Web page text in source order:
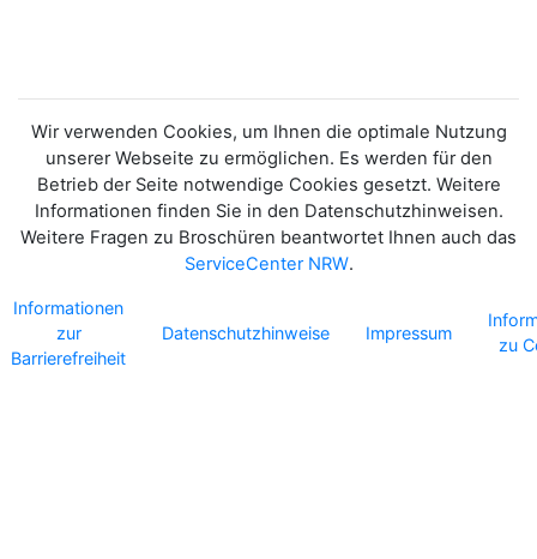
Wir verwenden Cookies, um Ihnen die optimale Nutzung
unserer Webseite zu ermöglichen. Es werden für den
Betrieb der Seite notwendige Cookies gesetzt. Weitere
Informationen finden Sie in den Datenschutzhinweisen.
Weitere Fragen zu Broschüren beantwortet Ihnen auch das
ServiceCenter NRW.
Informationen
zur
Barrierefreiheit
Datenschutzhinweise Impressum
zu